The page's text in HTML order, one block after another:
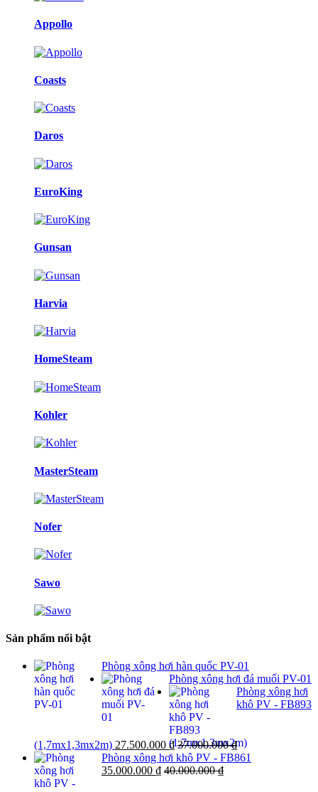
Appollo
Coasts
Daros
EuroKing
Gunsan
Harvia
HomeSteam
Kohler
MasterSteam
Nofer
Sawo
Sản phẩm nổi bật
Phòng xông hơi hàn quốc PV-01
Phòng xông hơi đá muối PV-01
Phòng xông hơi
khô PV - FB893
(1,7mx1,3mx2m) 27.500.000 ₫ 37.000.000₫
Phòng xông hơi khô PV - FB861
35.000.000 ₫ 40.000.000₫